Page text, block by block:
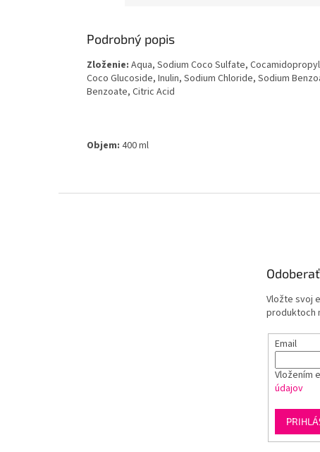
Podrobný popis
Zloženie: Aqua, Sodium Coco Sulfate,
Coco Glucoside, Inulin, Sodium Chloride, Sodium
Benzoate, Citric Acid
Objem: 400 ml
Vložte svoj
produktoch
Email
Vložením
údajov